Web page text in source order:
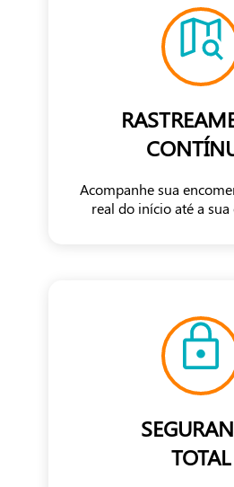
Acompanhe sua
real do início até a
TOTAL